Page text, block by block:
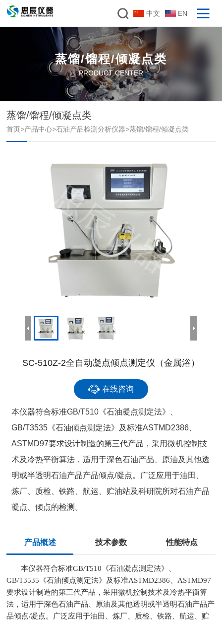
中文 EN
蒸馏/馏程/倾凝点类
PRODUCT CENTER
蒸馏/馏程/倾凝点类
首页>产品中心>石油产品检测分析仪器>蒸馏/馏程/倾凝点类
SC-510Z-2全自动凝点倾点测定仪（金属浴）
在线咨询
本仪器符合标准GB/T510《石油凝点测定法》、
GB/T3535《石油倾点测定法》及标准ASTMD2386、
ASTMD97要求设计制造的第三代产品，采用微机控制技
术及冷热平衡算法，适用于深色石油产品、原油及其他透
明或半透明石油产品产品倾点/凝点。广泛应用于油田、
炼厂、质检、铁路、航运、贮油站及科研院所对石油产品
凝点、倾点的检测。
产品概述 技术参数 性能特点
本仪器符合标准GB/T510《石油凝点测定法》、
GB/T3535《石油倾点测定法》及标准ASTMD2386、ASTMD97
要求设计制造的第三代产品，采用微机控制技术及冷热平衡算
法，适用于深色石油产品、原油及其他透明或半透明石油产品产
品倾点/凝点。广泛应用于油田、炼厂、质检、铁路、航运、贮